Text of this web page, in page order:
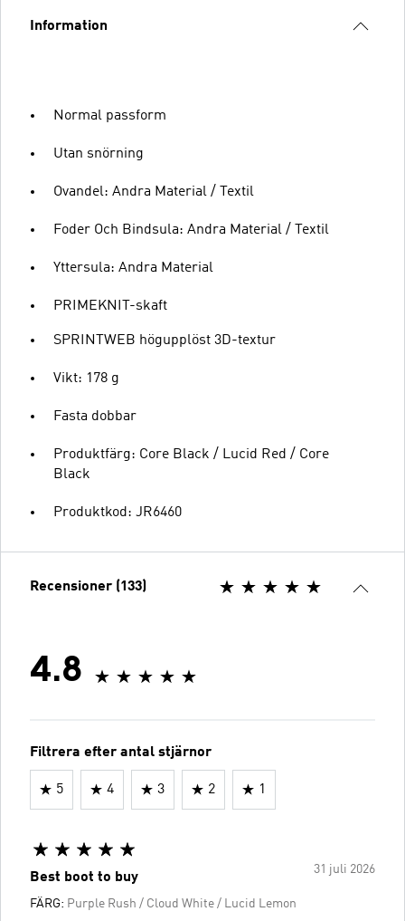
Information
Normal passform
Utan snörning
Ovandel: Andra Material / Textil
Foder Och Bindsula: Andra Material / Textil
Yttersula: Andra Material
PRIMEKNIT-skaft
SPRINTWEB högupplöst 3D-textur
Vikt: 178 g
Fasta dobbar
Produktfärg: Core Black / Lucid Red / Core
Black
Produktkod: JR6460
Recensioner (133)
4.8
Filtrera efter antal stjärnor
5 4 3 2 1
31 juli 2026
Best boot to buy
FÄRG: Purple Rush / Cloud White / Lucid Lemon